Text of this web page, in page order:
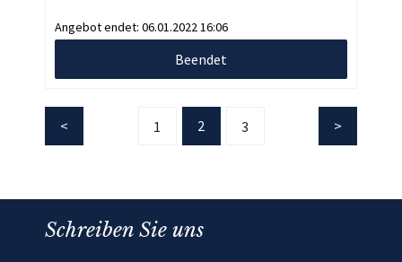
Angebot endet: 06.01.2022 16:06
Beendet
1 2 3
Schreiben Sie uns